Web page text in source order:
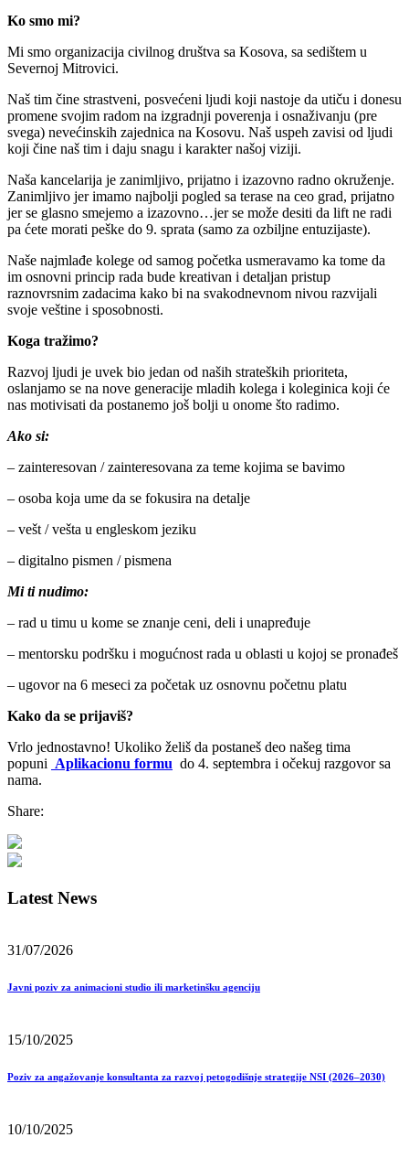
Ko smo mi?
Mi smo organizacija civilnog društva sa Kosova, sa sedištem u
Severnoj Mitrovici.
Naš tim čine strastveni, posvećeni ljudi koji nastoje da utiču i donesu
promene svojim radom na izgradnji poverenja i osnaživanju (pre
svega) nevećinskih zajednica na Kosovu. Naš uspeh zavisi od ljudi
koji čine naš tim i daju snagu i karakter našoj viziji.
Naša kancelarija je zanimljivo, prijatno i izazovno radno okruženje.
Zanimljivo jer imamo najbolji pogled sa terase na ceo grad, prijatno
jer se glasno smejemo a izazovno…jer se može desiti da lift ne radi
pa ćete morati peške do 9. sprata (samo za ozbiljne entuzijaste).
Naše najmlađe kolege od samog početka usmeravamo ka tome da
im osnovni princip rada bude kreativan i detaljan pristup
raznovrsnim zadacima kako bi na svakodnevnom nivou razvijali
svoje veštine i sposobnosti.
Koga tražimo?
Razvoj ljudi je uvek bio jedan od naših strateških prioriteta,
oslanjamo se na nove generacije mladih kolega i koleginica koji će
nas motivisati da postanemo još bolji u onome što radimo.
Ako si:
– zainteresovan / zainteresovana za teme kojima se bavimo
– osoba koja ume da se fokusira na detalje
– vešt / vešta u engleskom jeziku
– digitalno pismen / pismena
Mi ti nudimo:
– rad u timu u kome se znanje ceni, deli i unapređuje
– mentorsku podršku i mogućnost rada u oblasti u kojoj se pronađeš
– ugovor na 6 meseci za početak uz osnovnu početnu platu
Kako da se prijaviš?
Vrlo jednostavno! Ukoliko želiš da postaneš deo našeg tima
popuni Aplikacionu formu do 4. septembra i očekuj razgovor sa
nama.
Share:
Latest News
31/07/2026
Javni poziv za animacioni studio ili marketinšku agenciju
15/10/2025
Poziv za angažovanje konsultanta za razvoj petogodišnje strategije NSI (2026–2030)
10/10/2025